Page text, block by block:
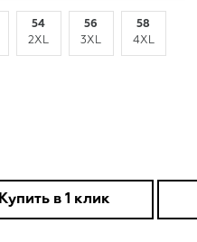
54
2XL
56
3XL
58
4XL
Купить в 1 клик